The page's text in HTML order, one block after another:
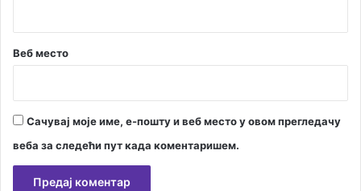
Веб место
Сачувај моје име, е-пошту и веб место у овом прегледачу
веба за следећи пут када коментаришем.